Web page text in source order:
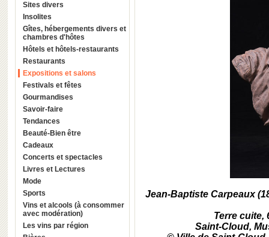
Sites divers
Insolites
Gîtes, hébergements divers et
chambres d'hôtes
Hôtels et hôtels-restaurants
Restaurants
Expositions et salons
Festivals et fêtes
Gourmandises
Savoir-faire
Tendances
Beauté-Bien être
Cadeaux
Concerts et spectacles
Livres et Lectures
Mode
Sports
Vins et alcools (à consommer
avec modération)
Les vins par région
Jean-Baptiste Carpeaux
Terre
Saint-Cloud,